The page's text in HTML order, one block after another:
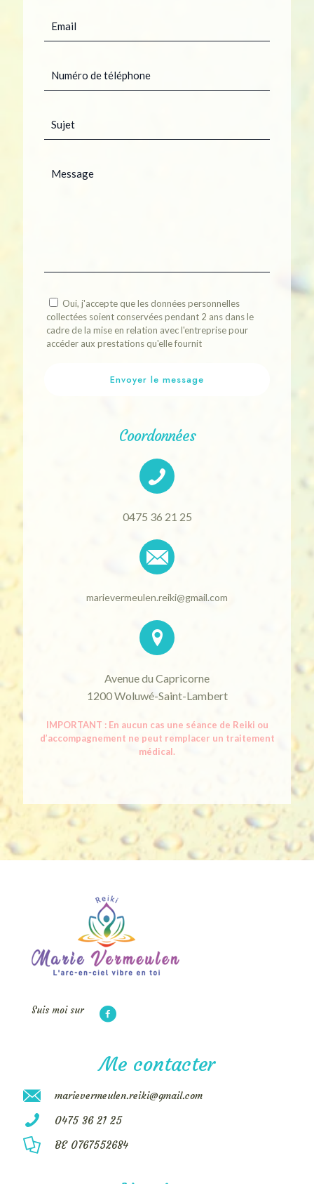
Oui, j'accepte que les données personnelles
collectées soient conservées pendant 2 ans dans le
cadre de la mise en relation avec l'entreprise pour
accéder aux prestations qu'elle fournit
Coordonnées
0475 36 21 25
marievermeulen.reiki@gmail.com
Avenue du Capricorne
1200 Woluwé-Saint-Lambert
IMPORTANT : En aucun cas une séance de Reiki ou
d’accompagnement ne peut remplacer un traitement
médical.
Suis moi sur
Me contacter
marievermeulen.reiki@gmail.com
0475 36 21 25
BE 0767552684